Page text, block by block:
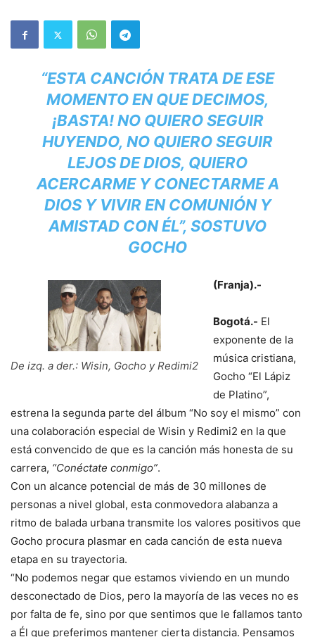
“ESTA CANCIÓN TRATA DE ESE
MOMENTO EN QUE DECIMOS,
¡BASTA! NO QUIERO SEGUIR
HUYENDO, NO QUIERO SEGUIR
LEJOS DE DIOS, QUIERO
ACERCARME Y CONECTARME A
DIOS Y VIVIR EN COMUNIÓN Y
AMISTAD CON ÉL”, SOSTUVO
GOCHO
De izq. a der.: Wisin, Gocho y Redimi2
(Franja).-
Bogotá.- El
exponente de la
música cristiana,
Gocho “El Lápiz
de Platino”,
estrena la segunda parte del álbum “No soy el mismo” con
una colaboración especial de Wisin y Redimi2 en la que
está convencido de que es la canción más honesta de su
carrera, “Conéctate conmigo”.
Con un alcance potencial de más de 30 millones de
personas a nivel global, esta conmovedora alabanza a
ritmo de balada urbana transmite los valores positivos que
Gocho procura plasmar en cada canción de esta nueva
etapa en su trayectoria.
“No podemos negar que estamos viviendo en un mundo
desconectado de Dios, pero la mayoría de las veces no es
por falta de fe, sino por que sentimos que le fallamos tanto
a Él que preferimos mantener cierta distancia. Pensamos